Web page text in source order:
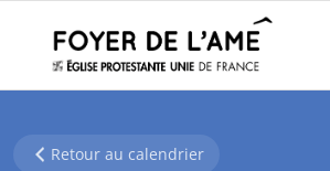
Retour au calendrier